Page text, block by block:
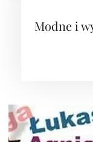
Modne i